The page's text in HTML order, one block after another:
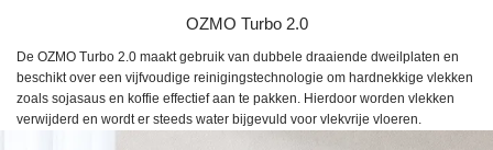
OZMO Turbo 2.0
De OZMO Turbo 2.0 maakt gebruik van dubbele draaiende dweilplaten en
beschikt over een vijfvoudige reinigingstechnologie om hardnekkige vlekken
zoals sojasaus en koffie effectief aan te pakken. Hierdoor worden vlekken
verwijderd en wordt er steeds water bijgevuld voor vlekvrije vloeren.